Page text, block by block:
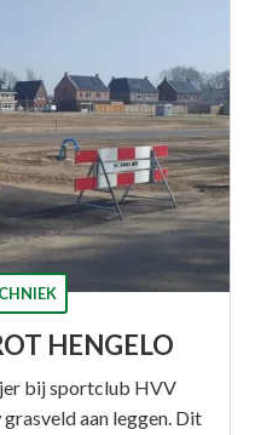
HENGELO
bij sportclub HVV
aan leggen. Dit